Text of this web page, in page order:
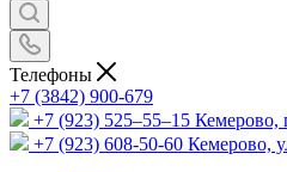
Телефоны
+7 (3842) 900-679
+7 (923) 525–55–15 Кемерово,
+7 (923) 608-50-60 Кемерово,